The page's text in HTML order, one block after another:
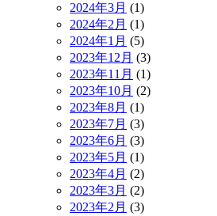
2024年3月 (1)
2024年2月 (1)
2024年1月 (5)
2023年12月 (3)
2023年11月 (1)
2023年10月 (2)
2023年8月 (1)
2023年7月 (3)
2023年6月 (3)
2023年5月 (1)
2023年4月 (2)
2023年3月 (2)
2023年2月 (3)